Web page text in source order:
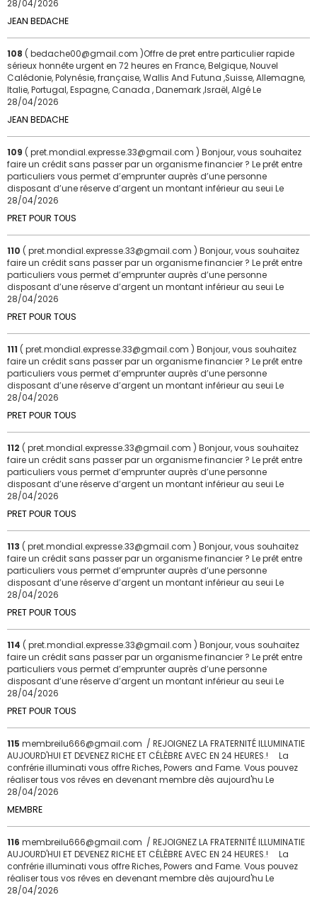
28/04/2026
JEAN BEDACHE
108 ( bedache00@gmail.com )Offre de pret entre particulier rapide
sérieux honnête urgent en 72 heures en France, Belgique, Nouvel
Calédonie, Polynésie, française, Wallis And Futuna ,Suisse, Allemagne,
Italie, Portugal, Espagne, Canada , Danemark ,Israël, AlgéLe
28/04/2026
JEAN BEDACHE
109 ( pret.mondial.expresse.33@gmail.com ) Bonjour, vous souhaitez
faire un crédit sans passer par un organisme financier ? Le prêt entre
particuliers vous permet d’emprunter auprès d’une personne
disposant d’une réserve d’argent un montant inférieur au seui Le
28/04/2026
PRET POUR TOUS
110 ( pret.mondial.expresse.33@gmail.com ) Bonjour, vous souhaitez
faire un crédit sans passer par un organisme financier ? Le prêt entre
particuliers vous permet d’emprunter auprès d’une personne
disposant d’une réserve d’argent un montant inférieur au seui Le
28/04/2026
PRET POUR TOUS
111 ( pret.mondial.expresse.33@gmail.com ) Bonjour, vous souhaitez
faire un crédit sans passer par un organisme financier ? Le prêt entre
particuliers vous permet d’emprunter auprès d’une personne
disposant d’une réserve d’argent un montant inférieur au seui Le
28/04/2026
PRET POUR TOUS
112 ( pret.mondial.expresse.33@gmail.com ) Bonjour, vous souhaitez
faire un crédit sans passer par un organisme financier ? Le prêt entre
particuliers vous permet d’emprunter auprès d’une personne
disposant d’une réserve d’argent un montant inférieur au seui Le
28/04/2026
PRET POUR TOUS
113 ( pret.mondial.expresse.33@gmail.com ) Bonjour, vous souhaitez
faire un crédit sans passer par un organisme financier ? Le prêt entre
particuliers vous permet d’emprunter auprès d’une personne
disposant d’une réserve d’argent un montant inférieur au seui Le
28/04/2026
PRET POUR TOUS
114 ( pret.mondial.expresse.33@gmail.com ) Bonjour, vous souhaitez
faire un crédit sans passer par un organisme financier ? Le prêt entre
particuliers vous permet d’emprunter auprès d’une personne
disposant d’une réserve d’argent un montant inférieur au seui Le
28/04/2026
PRET POUR TOUS
115 membreilu666@gmail.com / REJOIGNEZ LA FRATERNITÉ ILLUMINATIE
AUJOURD'HUI ET DEVENEZ RICHE ET CÉLÈBRE AVEC EN 24 HEURES.! La
confrérie illuminati vous offre Riches, Powers and Fame. Vous pouvez
réaliser tous vos rêves en devenant membre dès aujourd'hu Le
28/04/2026
MEMBRE
116 membreilu666@gmail.com / REJOIGNEZ LA FRATERNITÉ ILLUMINATIE
AUJOURD'HUI ET DEVENEZ RICHE ET CÉLÈBRE AVEC EN 24 HEURES.! La
confrérie illuminati vous offre Riches, Powers and Fame. Vous pouvez
réaliser tous vos rêves en devenant membre dès aujourd'hu Le
28/04/2026